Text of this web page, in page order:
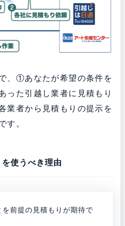
、①あなたが希望の条件を
った引越し業者に見積もり
業者から見積もりの提示を
す。
使うべき理由
前提の見積もりが期待で